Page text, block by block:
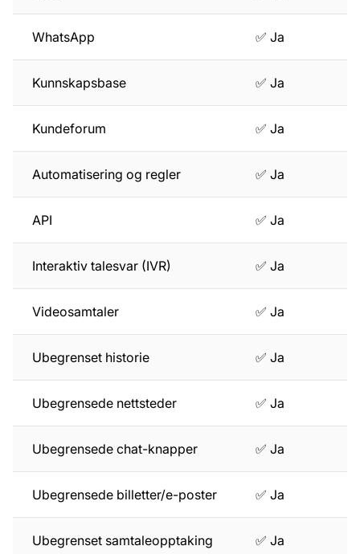
WhatsApp ✅ Ja
Kunnskapsbase ✅ Ja
Kundeforum ✅ Ja
Automatisering og regler ✅ Ja
API ✅ Ja
Interaktiv talesvar (IVR) ✅ Ja
Videosamtaler ✅ Ja
Ubegrenset historie ✅ Ja
Ubegrensede nettsteder ✅ Ja
Ubegrensede chat-knapper ✅ Ja
Ubegrensede billetter/e-poster ✅ Ja
Ubegrenset samtaleopptaking ✅ Ja